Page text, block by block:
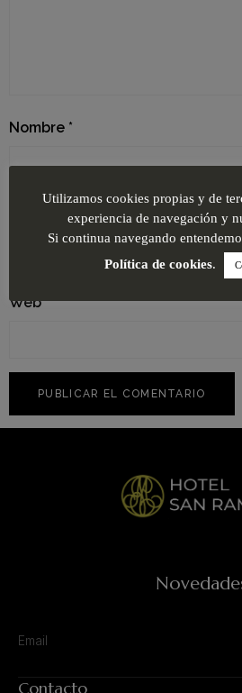
Nombre *
Correo electrónico*
Web
Contacto
Utilizamos cookies propias y de
experiencia de navegación y
Si continua navegando
Política de cookies.